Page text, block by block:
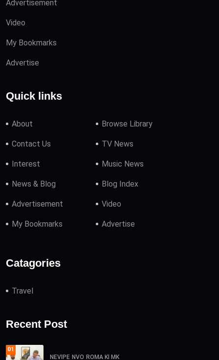
Advertisement
Video
My Bookmarks
Advertise
Quick links
About Browse Library
Contact Us TV News
Interest Music News
News & Blog Blog Index
Advertisement Video
My Bookmarks Advertise
Catagories
Travel
Recent Post
01
NEVIPE NVO ROMA KI MK